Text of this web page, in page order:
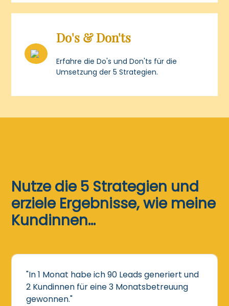
Do's & Don'ts
Erfahre die Do's und Don'ts für die
Umsetzung der 5 Strategien.
Nutze die 5 Strategien und
erziele Ergebnisse, wie meine
Kundinnen...
"In 1 Monat habe ich 90 Leads generiert und
2 Kundinnen für eine 3 Monatsbetreuung
gewonnen."